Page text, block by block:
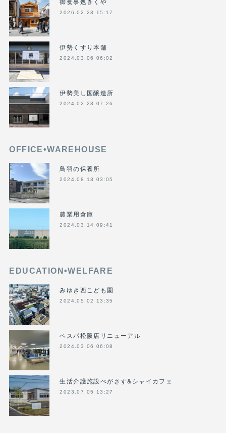
2026.02.23 15:17
伊勢くすり本舗
2024.03.06 06:02
伊勢美し国醸造所
2024.02.23 07:26
OFFICE•WAREHOUSE
鳥羽の保養所
2024.08.13 03:05
農業用倉庫
2024.03.14 09:41
EDUCATION•WELFARE
みゆき西こども園
2024.05.02 13:35
ベスパ松阪店リニューアル
2024.03.06 06:08
生活介護施設ぺがさす&シャイカフェ
2023.07.05 13:27